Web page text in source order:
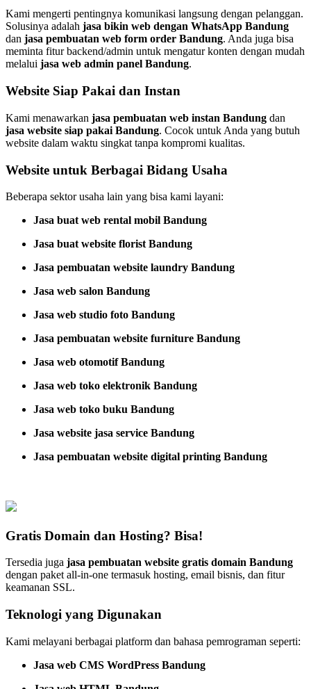
Kami mengerti pentingnya komunikasi langsung dengan pelanggan.
Solusinya adalah jasa bikin web dengan WhatsApp Bandung
dan jasa pembuatan web form order Bandung. Anda juga bisa
meminta fitur backend/admin untuk mengatur konten dengan mudah
melalui jasa web admin panel Bandung.
Website Siap Pakai dan Instan
Kami menawarkan jasa pembuatan web instan Bandung dan
jasa website siap pakai Bandung. Cocok untuk Anda yang butuh
website dalam waktu singkat tanpa kompromi kualitas.
Website untuk Berbagai Bidang Usaha
Beberapa sektor usaha lain yang bisa kami layani:
Jasa buat web rental mobil Bandung
Jasa buat website florist Bandung
Jasa pembuatan website laundry Bandung
Jasa web salon Bandung
Jasa web studio foto Bandung
Jasa pembuatan website furniture Bandung
Jasa web otomotif Bandung
Jasa web toko elektronik Bandung
Jasa web toko buku Bandung
Jasa website jasa service Bandung
Jasa pembuatan website digital printing Bandung
Gratis Domain dan Hosting? Bisa!
Tersedia juga jasa pembuatan website gratis domain Bandung
dengan paket all-in-one termasuk hosting, email bisnis, dan fitur
keamanan SSL.
Teknologi yang Digunakan
Kami melayani berbagai platform dan bahasa pemrograman seperti:
Jasa web CMS WordPress Bandung